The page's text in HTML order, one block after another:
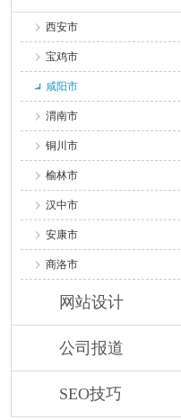
西安市
宝鸡市
咸阳市
渭南市
铜川市
榆林市
汉中市
安康市
商洛市
网站设计
公司报道
SEO技巧